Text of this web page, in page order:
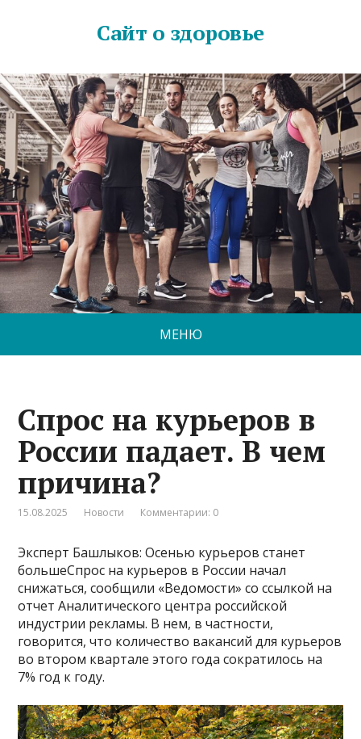
Сайт о здоровье
МЕНЮ
Спрос на курьеров в
России падает. В чем
причина?
15.08.2025 Новости Комментарии: 0
Эксперт Башлыков: Осенью курьеров станет
большеСпрос на курьеров в России начал
снижаться, сообщили «Ведомости» со ссылкой на
отчет Аналитического центра российской
индустрии рекламы. В нем, в частности,
говорится, что количество вакансий для курьеров
во втором квартале этого года сократилось на
7% год к году.